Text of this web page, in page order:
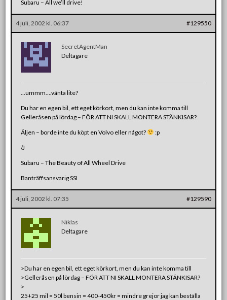
Subaru – All we’ll drive!
4 juli, 2002 kl. 06:37 #129550
SecretAgentMan
Deltagare
…ummm….vänta lite?
Du har en egen bil, ett eget körkort, men du kan inte komma till
Gelleråsen på lördag – FÖR ATT NI SKALL MONTERA STÄNKISAR?
Äljen – borde inte du köpt en Volvo eller något?
:p
/J
Subaru – The Beauty of All Wheel Drive
Banträffsansvarig SSI
4 juli, 2002 kl. 07:35 #129590
Niklas
Deltagare
>Du har en egen bil, ett eget körkort, men du kan inte komma till
>Gelleråsen på lördag – FÖR ATT NI SKALL MONTERA STÄNKISAR?
>
25+25 mil = 50l bensin = 400-450kr = mindre grejor jag kan beställa